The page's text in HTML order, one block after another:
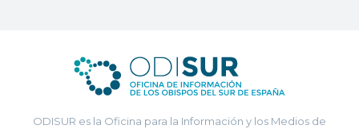
ODISUR es la Oficina para la Información y los Medios de